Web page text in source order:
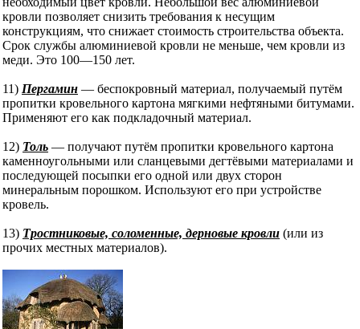
кровли позволяет снизить требования к несущим
конструкциям, что снижает стоимость строительства объекта.
Срок службы алюминиевой кровли не меньше, чем кровли из
меди. Это 100—150 лет.
11) Пергамин — беспокровный материал, получаемый путём
пропитки кровельного картона мягкими нефтяными битумами.
Применяют его как подкладочный материал.
12) Толь — получают путём пропитки кровельного картона
каменноугольными или сланцевыми дегтёвыми материалами и
последующей посыпки его одной или двух сторон
минеральным порошком. Используют его при устройстве
кровель.
13) Тростниковые, соломенные, дерновые кровли (или из
прочих местных материалов).